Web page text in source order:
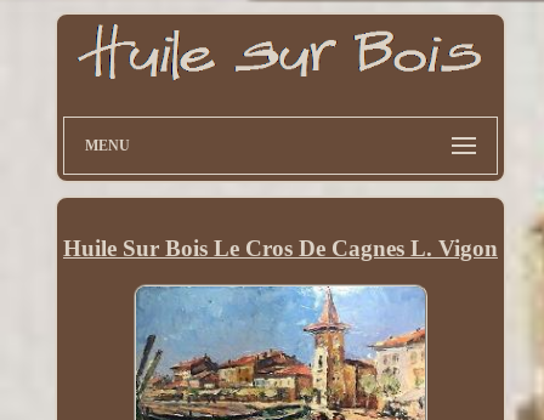
MENU
Huile Sur Bois Le Cros De Cagnes L. Vigon